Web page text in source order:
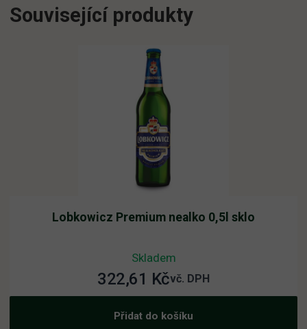
Související produkty
Lobkowicz Premium nealko 0,5l sklo
Skladem
322,61 Kčvč. DPH
Přidat do košíku